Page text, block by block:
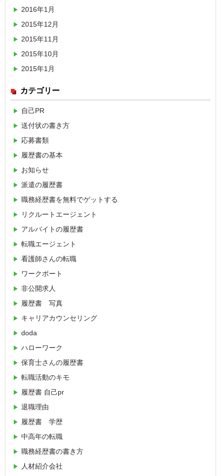
2016年1月
2015年12月
2015年11月
2015年10月
2015年1月
カテゴリー
自己PR
送付状の書き方
応募書類
履歴書の基本
お知らせ
派遣の履歴書
職務経歴書を無料でゲットする
リクルートエージェント
アルバイトの履歴書
転職エージェント
看護師さんの転職
ワークポート
非公開求人
履歴書 写真
キャリアカウンセリング
doda
ハローワーク
保育士さんの履歴書
転職活動のキモ
履歴書 自己pr
退職理由
履歴書 学歴
中高年の転職
職務経歴書の書き方
人材紹介会社